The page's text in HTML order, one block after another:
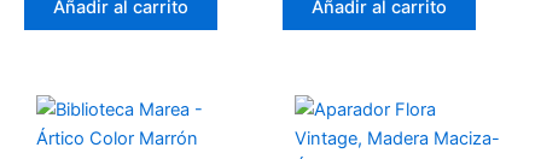
Añadir al carrito Añadir al carrito